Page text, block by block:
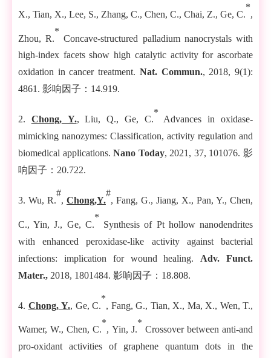
X., Tian, X., Lee, S., Zhang, C., Chen, C., Chai, Z., Ge, C.
*
,
Zhou, R.
*
Concave-structured palladium nanocrystals with
high-index facets show high catalytic activity for ascorbate
oxidation in cancer treatment. Nat. Commun., 2018,9(1):
4861. 影响因子： 14.919.
2. Chong,Y., Liu, Q., Ge, C.
*
Advances in oxidase-
mimicking nanozymes: Classification, activity regulation and
biomedical applications.Nano Today, 2021, 37, 101076.影
响因子： 20.722.
3. Wu, R.
#
, Chong,Y.
#
, Fang, G., Jiang, X., Pan, Y., Chen,
C., Yin, J., Ge, C.
*
Synthesis of Pt hollow nanodendrites
with enhanced peroxidase-like activity against bacterial
infections: implication for wound healing. Adv. Funct.
Mater., 2018, 1801484. 影响因子： 18.808.
4. Chong, Y. , Ge, C.
*
, Fang, G., Tian X., Ma, X., Wen, T.,
Wamer, W., Chen, C.
*
, Yin, J.
*
Crossover between anti-and
pro-oxidant activities of graphene quantum dots in the